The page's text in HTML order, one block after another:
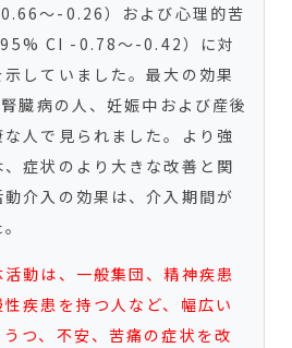
～-0.26）および心理的苦
CI -0.78～-0.42）に対
していました。最大の効果
臓病の人、妊娠中および産後
人で見られました。より強
症状のより大きな改善と関
介入の効果は、介入期間が
活動は、一般集団、精神疾患
疾患を持つ人など、幅広い
つ、不安、苦痛の症状を改